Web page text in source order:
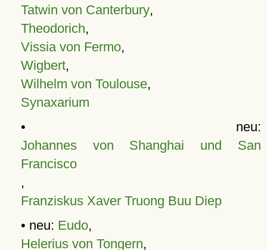
Tatwin von Canterbury,
Theodorich,
Vissia von Fermo,
Wigbert,
Wilhelm von Toulouse,
Synaxarium
• neu:
Johannes von Shanghai und San
Francisco
,
Franziskus Xaver Truong Buu Diep
• neu: Eudo,
Helerius von Tongern,